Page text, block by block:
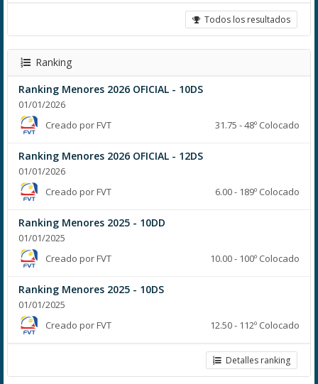
Todos los resultados
Ranking
Ranking Menores 2026 OFICIAL - 10DS
01/01/2026
Creado por FVT
31.75 - 48º Colocado
Ranking Menores 2026 OFICIAL - 12DS
01/01/2026
Creado por FVT
6.00 - 189º Colocado
Ranking Menores 2025 - 10DD
01/01/2025
Creado por FVT
10.00 - 100º Colocado
Ranking Menores 2025 - 10DS
01/01/2025
Creado por FVT
12.50 - 112º Colocado
Detalles ranking